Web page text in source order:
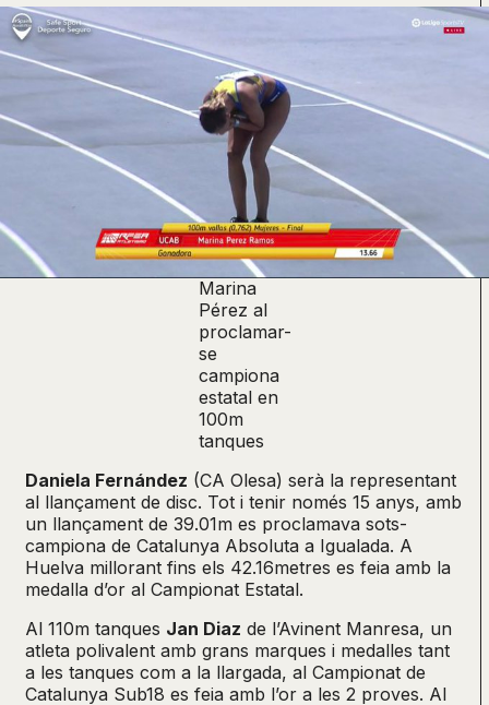
Marina
Pérez al
proclamar-
se
campiona
estatal en
100m
tanques
Daniela Fernández (CA Olesa) serà la representant
al llançament de disc. Tot i tenir només 15 anys, amb
un llançament de 39.01m es proclamava sots-
campiona de Catalunya Absoluta a Igualada. A
Huelva millorant fins els 42.16metres es feia amb la
medalla d’or al Campionat Estatal.
Al 110m tanques Jan Diaz de l’Avinent Manresa, un
atleta polivalent amb grans marques i medalles tant
a les tanques com a la llargada, al Campionat de
Catalunya Sub18 es feia amb l’or a les 2 proves. Al